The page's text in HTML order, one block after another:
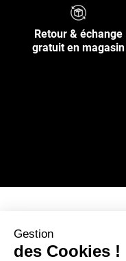
Gestion
des Cookies !
Retour & échange
gratuit en magasin
NOS SERVICES